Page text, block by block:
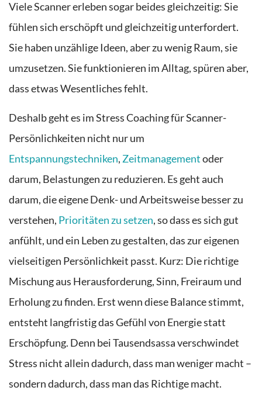
Viele Scanner erleben sogar beides gleichzeitig: Sie
fühlen sich erschöpft und gleichzeitig unterfordert.
Sie haben unzählige Ideen, aber zu wenig Raum, sie
umzusetzen. Sie funktionieren im Alltag, spüren aber,
dass etwas Wesentliches fehlt.
Deshalb geht es im Stress Coaching für Scanner-
Persönlichkeiten nicht nur um
Entspannungstechniken, Zeitmanagementoder
darum, Belastungen zu reduzieren. Es geht auch
darum, die eigene Denk- und Arbeitsweise besser zu
verstehen, Prioritäten zu setzen, so dass es sich gut
anfühlt, und ein Leben zu gestalten, das zur eigenen
vielseitigen Persönlichkeit passt. Kurz: Die richtige
Mischung aus Herausforderung, Sinn, Freiraum und
Erholung zu finden. Erst wenn diese Balance stimmt,
entsteht langfristig das Gefühl von Energie statt
Erschöpfung. Denn bei Tausendsassa verschwindet
Stress nicht allein dadurch, dass man weniger macht –
sondern dadurch, dass man das Richtige macht.